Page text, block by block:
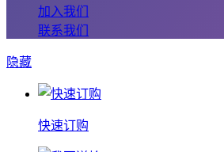
加入我们
联系我们
隐藏
快速订购